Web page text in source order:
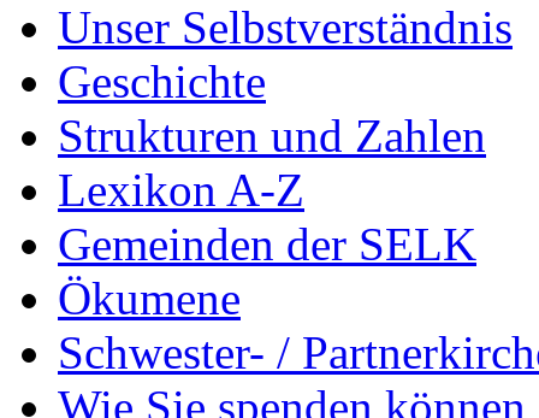
Unser Selbstverständnis
Geschichte
Strukturen und Zahlen
Lexikon A-Z
Gemeinden der SELK
Ökumene
Schwester- /
Wie Sie spenden können